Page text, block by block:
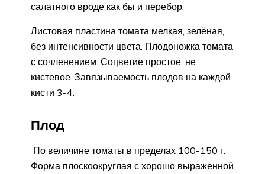
салатного вроде как бы и перебор.
Листовая пластина томата мелкая, зелёная,
без интенсивности цвета. Плодоножка томата
с сочленением. Соцветие простое, не
кистевое. Завязываемость плодов на каждой
кисти 3-4.
Плод
По величине томаты в пределах 100-150 г.
Форма плоскоокруглая с хорошо выраженной